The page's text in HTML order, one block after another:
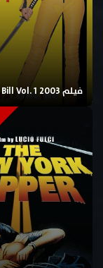
فيلم Kill Bill Vol. 1 2003 مترجم